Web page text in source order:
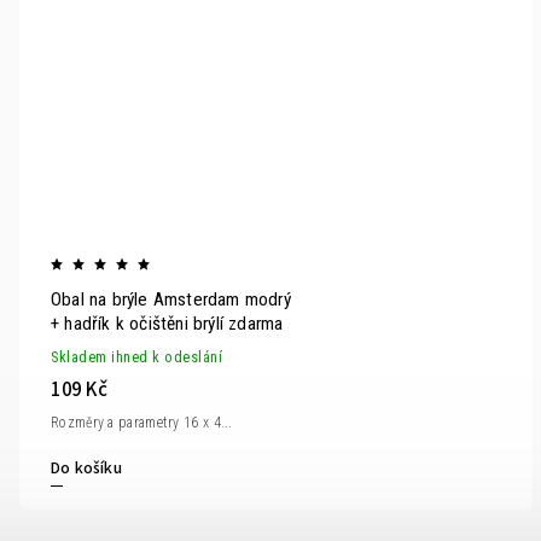
Obal na brýle Amsterdam modrý
+ hadřík k očištěni brýlí zdarma
Skladem ihned k odeslání
109 Kč
Do košíku
Rozměry a parametry 16 x 4...